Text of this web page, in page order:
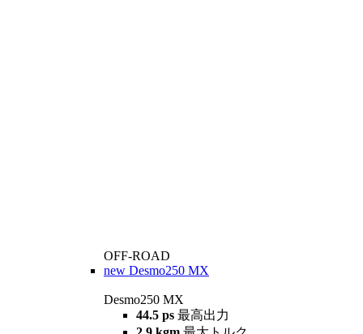
OFF-ROAD
new Desmo250 MX
Desmo250 MX
44.5 ps 最高出力